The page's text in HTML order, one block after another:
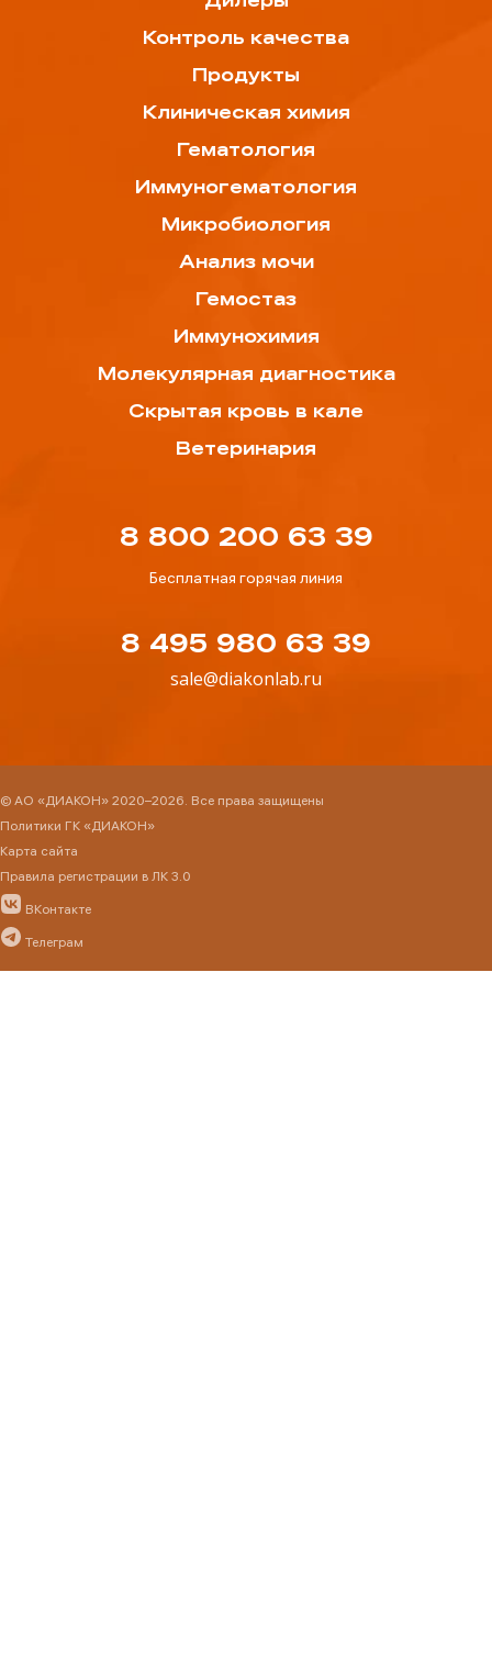
Контроль качества
Продукты
Клиническая химия
Гематология
Иммуногематология
Микробиология
Анализ мочи
Гемостаз
Иммунохимия
Молекулярная диагностика
Скрытая кровь в кале
Ветеринария
8 800 200 63 39
Бесплатная горячая линия
8 495 980 63 39
sale@diakonlab.ru
© АО «ДИАКОН» 2020–2026. Все права защищены
Политики ГК «ДИАКОН»
Карта сайта
Правила регистрации в ЛК 3.0
ВКонтакте
Телеграм